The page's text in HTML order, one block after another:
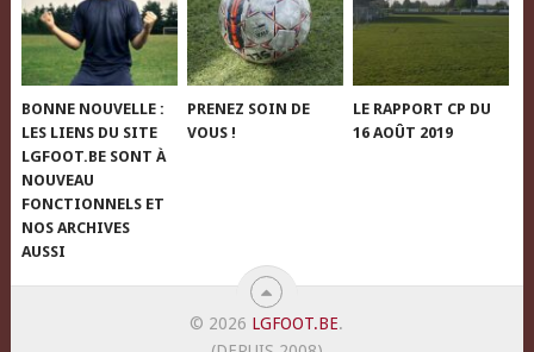
BONNE NOUVELLE :
LES LIENS DU SITE
LGFOOT.BE SONT À
NOUVEAU
FONCTIONNELS ET
NOS ARCHIVES
AUSSI
PRENEZ SOIN DE
VOUS !
LE RAPPORT CP DU
16 AOÛT 2019
© 2026 LGFOOT.BE.